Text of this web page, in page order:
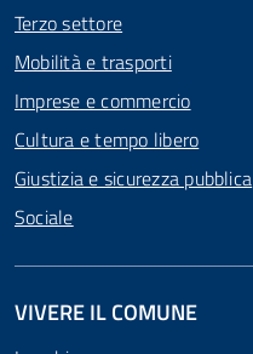
Terzo settore
Mobilità e trasporti
Imprese e commercio
Cultura e tempo libero
Giustizia e sicurezza pubblica
Sociale
VIVERE IL COMUNE